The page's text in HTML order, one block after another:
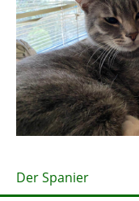
Der Spanier